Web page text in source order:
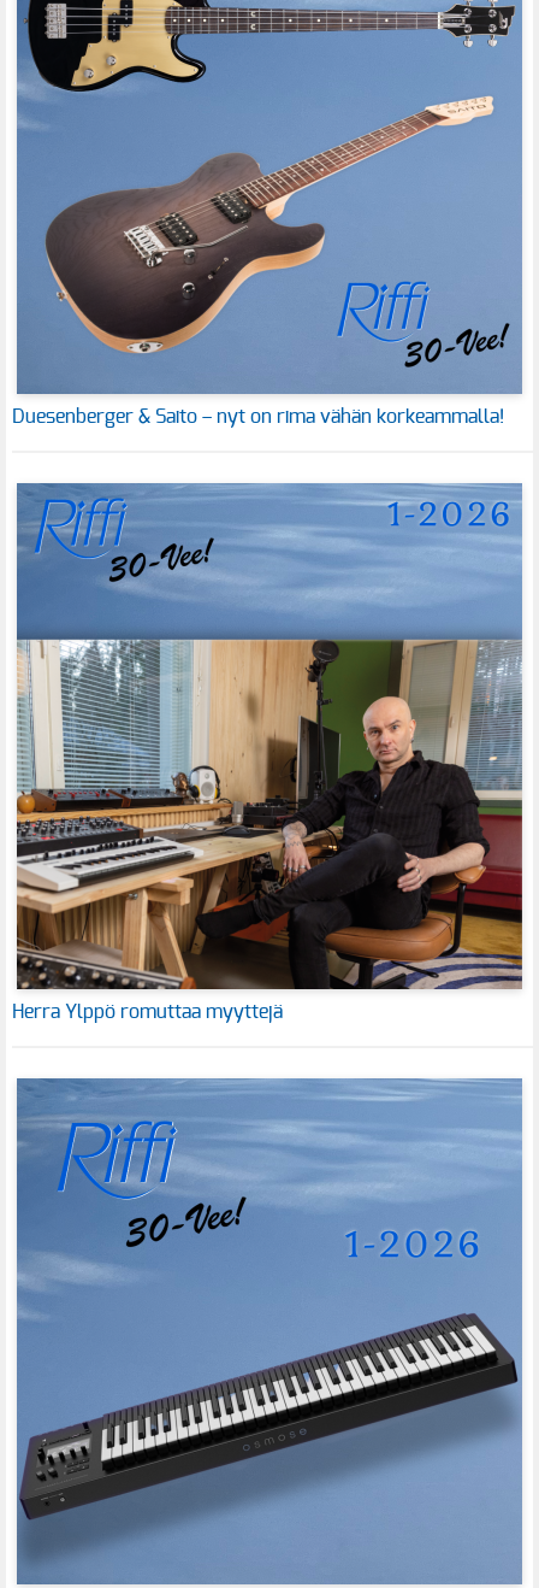
Duesenberger & Saito – nyt on rima vähän korkeammalla!
Herra Ylppö romuttaa myyttejä